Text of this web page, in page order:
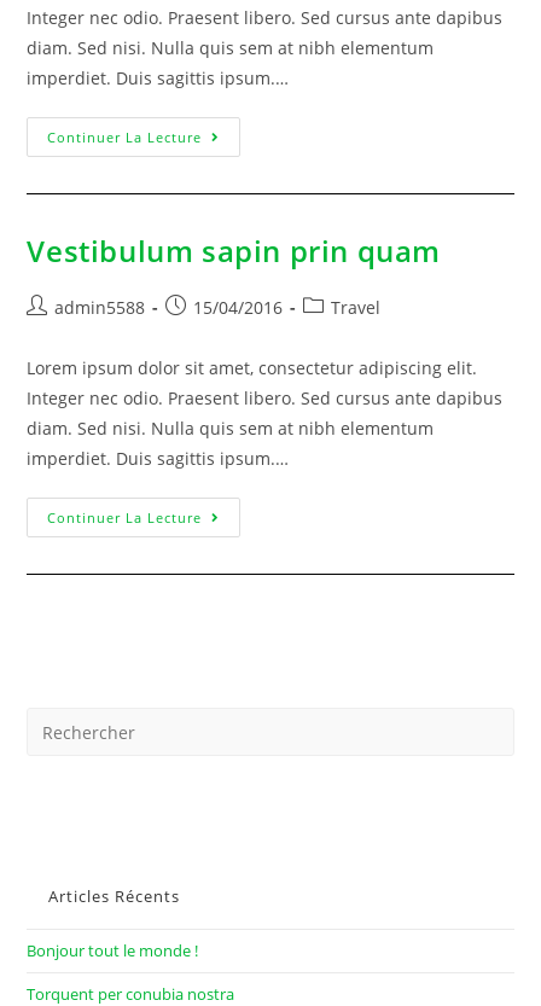
Integer nec odio. Praesent libero. Sed cursus ante dapibus
diam. Sed nisi. Nulla quis sem at nibh elementum
imperdiet. Duis sagittis ipsum.…
Continuer La Lecture
Vestibulum sapin prin quam
admin5588 15/04/2016 Travel
Lorem ipsum dolor sit amet, consectetur adipiscing elit.
Integer nec odio. Praesent libero. Sed cursus ante dapibus
diam. Sed nisi. Nulla quis sem at nibh elementum
imperdiet. Duis sagittis ipsum.…
Continuer La Lecture
Articles Récents
Bonjour tout le monde !
Torquent per conubia nostra